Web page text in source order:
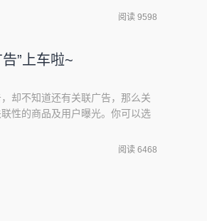
》即时追踪包裹配送进度。注
阅读 9598
”上车啦~
却不知道还有关联广告，那么关
性的商品及用户曝光。你可以选
广告，有效且快速地触及更多潜
阅读 6468